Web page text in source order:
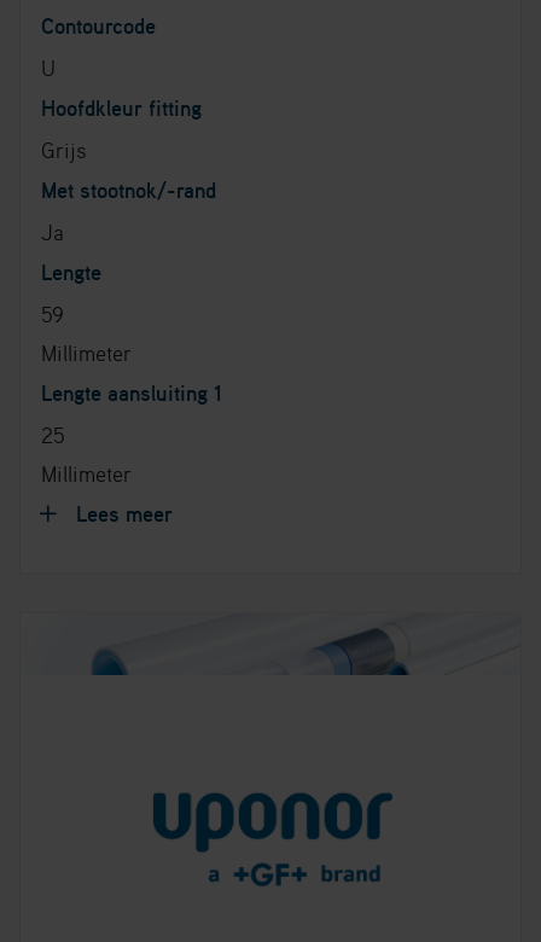
Contourcode
U
Hoofdkleur fitting
Grijs
Met stootnok/-rand
Ja
Lengte
59
Millimeter
Lengte aansluiting 1
25
Millimeter
Lees meer